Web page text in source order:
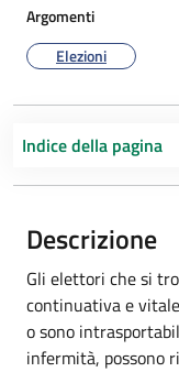
Argomenti
Elezioni
Indice della pagina
Descrizione
Gli elettori che si
continuativa e
o sono
infermità, possono